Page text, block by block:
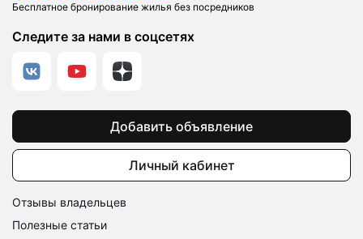
Бесплатное бронирование жилья без посредников
Следите за нами в соцсетях
Добавить объявление
Личный кабинет
Отзывы владельцев
Полезные статьи